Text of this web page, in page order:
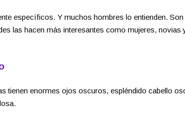
específicos. Y muchos hombres lo entienden.
las hacen más interesantes como mujeres,
tienen enormes ojos oscuros, espléndido cabello